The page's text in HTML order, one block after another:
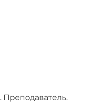
Преподаватель.